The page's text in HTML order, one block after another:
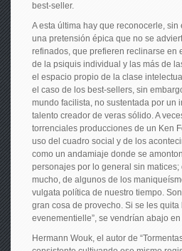
best-seller.
A esta última hay que reconocerle,
una pretensión épica que no se
refinados, que prefieren reclinarse en
de la psiquis individual y las más de
el espacio propio de la clase
el caso de los best-sellers, sin
mundo facilista, no sustentada por un
talento creador de veras sólido. A
torrenciales producciones de un Ken
uso del cuadro social y de los
como un andamiaje donde se
personajes por lo general sin
mucho, de algunos de los
vulgata política de nuestro tiempo.
gran cosa de provecho. Si se les quita
evenementielle”, se vendrían abajo
Hermann Wouk, el autor de